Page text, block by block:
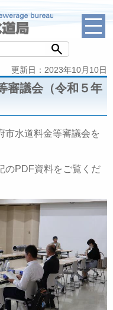
search
更新日：2023年10月10日
審議会（令和５年
市水道料金等審議会を
のPDF資料をご覧くだ